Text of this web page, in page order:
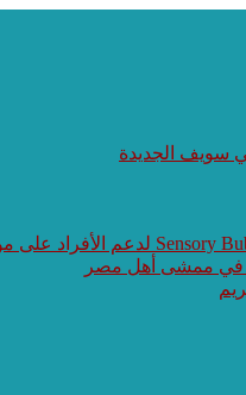
في ممشى أهل مصر